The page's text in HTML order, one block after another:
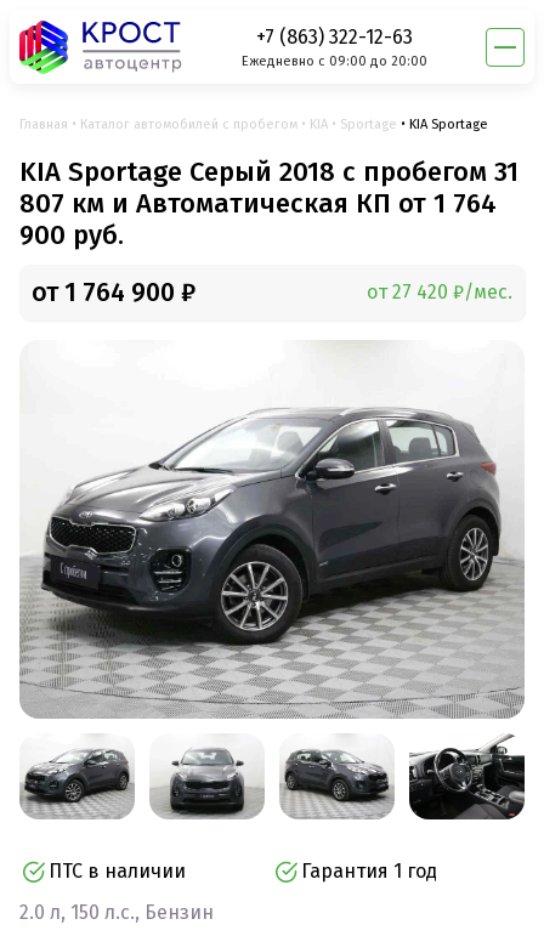
+7 (863) 322-12-63
Ежедневно с 09:00 до 20:00
Главная Каталог автомобилей с пробегом KIA Sportage KIA Sportage
KIA Sportage Серый 2018 с пробегом 31
807 км и Автоматическая КП от 1 764
900 руб.
от 1 764 900 ₽ от 27 420 ₽/мес.
ПТС в наличии
Гарантия 1 год
2.0 л, 150 л.с., Бензин